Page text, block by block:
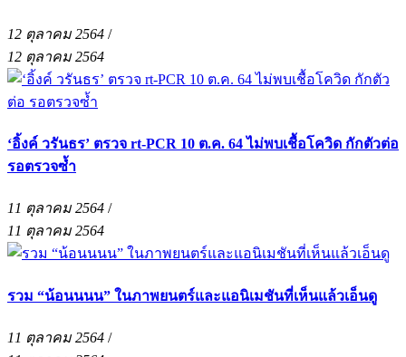
12 ตุลาคม 2564 /
12 ตุลาคม 2564
‘อิ้งค์ วรันธร’ ตรวจ rt-PCR 10 ต.ค. 64 ไม่พบเชื้อโควิด กักตัวต่อ
รอตรวจซ้ำ
11 ตุลาคม 2564 /
11 ตุลาคม 2564
รวม “น้อนนนน” ในภาพยนตร์และแอนิเมชันที่เห็นแล้วเอ็นดู
11 ตุลาคม 2564 /